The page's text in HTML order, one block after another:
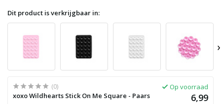
Dit product is verkrijgbaar in:
›
(0)
xoxo Wildhearts Stick On Me Square - Paars
Op voorraad
6,99